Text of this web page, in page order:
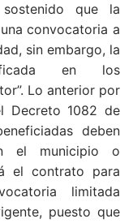
que la
convocatoria a
sin embargo, la
en los
Lo anterior por
Decreto 1082 de
deben
el municipio o
el contrato para
limitada
puesto que